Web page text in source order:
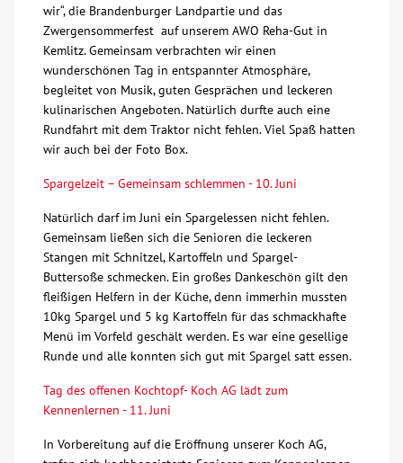
Ausbildung
Glossar
Suche
Kontakt
AWO BB Süd
wir“, die Brandenburger Landpartie und das
Zwergensommerfest auf unserem AWO Reha-Gut in
Kemlitz. Gemeinsam verbrachten wir einen
wunderschönen Tag in entspannter Atmosphäre,
begleitet von Musik, guten Gesprächen und leckeren
kulinarischen Angeboten. Natürlich durfte auch eine
Rundfahrt mit dem Traktor nicht fehlen. Viel Spaß hatten
wir auch bei der Foto Box.
Spargelzeit – Gemeinsam schlemmen - 10. Juni
Natürlich darf im Juni ein Spargelessen nicht fehlen.
Gemeinsam ließen sich die Senioren die leckeren
Stangen mit Schnitzel, Kartoffeln und Spargel-
Buttersoße schmecken. Ein großes Dankeschön gilt den
fleißigen Helfern in der Küche, denn immerhin mussten
10kg Spargel und 5 kg Kartoffeln für das schmackhafte
Menü im Vorfeld geschält werden. Es war eine gesellige
Runde und alle konnten sich gut mit Spargel satt essen.
Tag des offenen Kochtopf- Koch AG lädt zum
Kennenlernen - 11. Juni
In Vorbereitung auf die Eröffnung unserer Koch AG,